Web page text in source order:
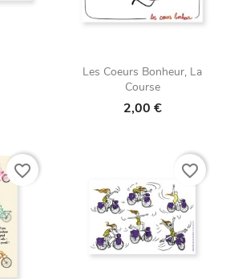
Les Coeurs Bonheur, La
Course
2,00 €
favorite_border favorite_border